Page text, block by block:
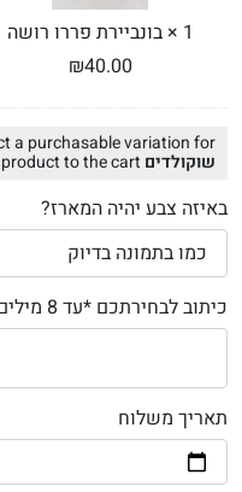
1
×בונביירת פררו רושה
₪40.00
a purchasable variation for
שוקולדים
באיזה צבע יהיה המארז?
כיתוב לבחירתכם *עד 8 מילים
תאריך משלוח